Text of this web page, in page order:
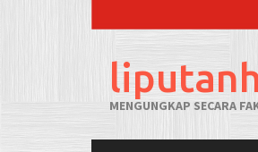
MENGUNGKAP SECARA